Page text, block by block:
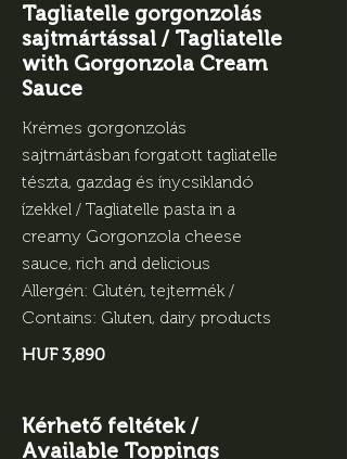
Tagliatelle gorgonzolás
sajtmártással / Tagliatelle
with Gorgonzola Cream
Sauce
Krémes gorgonzolás
sajtmártásban forgatott tagliatelle
tészta, gazdag és ínycsiklandó
ízekkel / Tagliatelle pasta in a
creamy Gorgonzola cheese
sauce, rich and delicious
Allergén: Glutén, tejtermék /
Contains: Gluten, dairy products
HUF 3,890
Kérhető feltétek /
Available Toppings